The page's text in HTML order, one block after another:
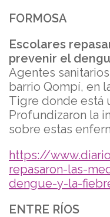
FORMOSA
Escolares
prevenir el
Agentes
barrio Qompí, en
Tigre donde está
Profundizaron la
sobre estas
https://
repasaron-las-
dengue-y-la-
ENTRE RÍOS